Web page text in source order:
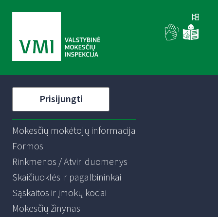
Prisijungti
Mokesčių mokėtojų informacija
Formos
Rinkmenos / Atviri duomenys
Skaičiuoklės ir pagalbininkai
Sąskaitos ir įmokų kodai
Mokesčių žinynas